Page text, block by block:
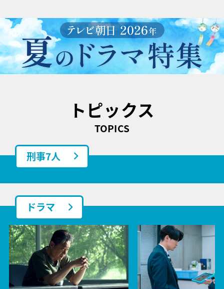
トピックス
TOPICS
刑事7人
ドラマ